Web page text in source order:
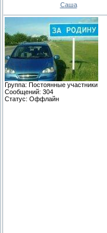
Саша
Группа: Постоянные участники
Сообщений: 304
Статус: Оффлайн